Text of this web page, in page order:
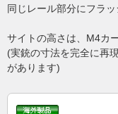
同じレール部分にフラ
サイトの高さは、M4カ
(実銃の寸法を完全に再
があります)